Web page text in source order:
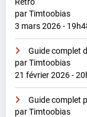
par Timtoobias
3 mars 2026 -
Guide complet
par Timtoobias
21 février 2026 -
Guide complet
par Timtoobias